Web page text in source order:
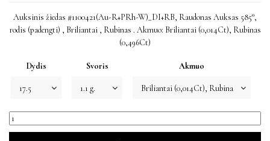
Auksinis žiedas #1100421(Au-R+PRh-W)_DI+RB, Raudonas Auksas 585°,
rodis (padengti) , Briliantai , Rubinas . Akmuo: Briliantai (0,014Ct), Rubinas
(0,496Ct)
Dydis Svoris Akmuo